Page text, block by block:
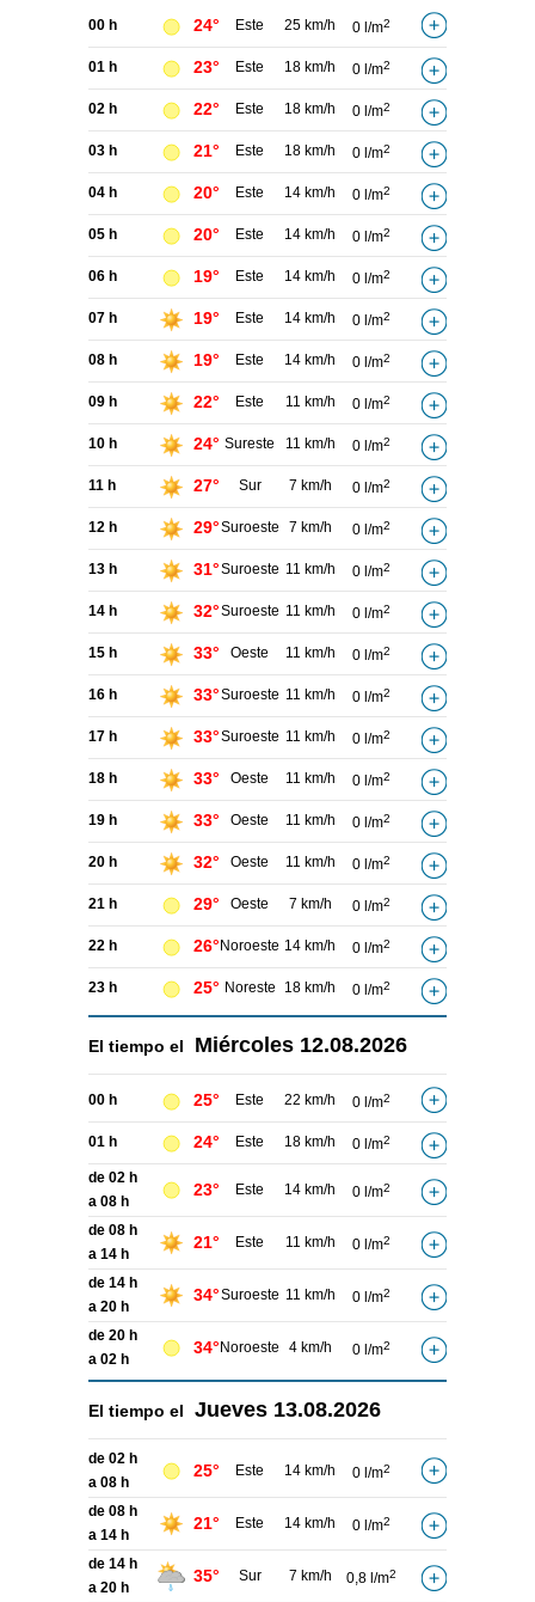
00 h 24° Este 25 km/h 0 l/m2
01 h 23° Este 18 km/h 0 l/m2
02 h 22° Este 18 km/h 0 l/m2
03 h 21° Este 18 km/h 0 l/m2
04 h 20° Este 14 km/h 0 l/m2
05 h 20° Este 14 km/h 0 l/m2
06 h 19° Este 14 km/h 0 l/m2
07 h 19° Este 14 km/h 0 l/m2
08 h 19° Este 14 km/h 0 l/m2
09 h 22° Este 11 km/h 0 l/m2
10 h 24° Sureste 11 km/h 0 l/m2
11 h 27° Sur 7 km/h 0 l/m2
12 h 29°Suroeste 7 km/h 0 l/m2
13 h 31°Suroeste 11 km/h 0 l/m2
14 h 32°Suroeste 11 km/h 0 l/m2
15 h 33° Oeste 11 km/h 0 l/m2
16 h 33°Suroeste 11 km/h 0 l/m2
17 h 33°Suroeste 11 km/h 0 l/m2
18 h 33° Oeste 11 km/h 0 l/m2
19 h 33° Oeste 11 km/h 0 l/m2
20 h 32° Oeste 11 km/h 0 l/m2
21 h 29° Oeste 7 km/h 0 l/m2
22 h 26° Noroeste 14 km/h 0 l/m2
23 h 25° Noreste 18 km/h 0 l/m2
El tiempo el Miércoles 12.08.2026
00 h 25° Este 22 km/h 0 l/m2
01 h 24° Este 18 km/h 0 l/m2
de 02 h
a 08 h
23° Este 14 km/h 0 l/m2
de 08 h
a 14 h
21° Este 11 km/h 0 l/m2
de 14 h
a 20 h
34°Suroeste 11 km/h 0 l/m2
de 20 h
a 02 h
34° Noroeste 4 km/h 0 l/m2
El tiempo el Jueves 13.08.2026
de 02 h
a 08 h
25° Este 14 km/h 0 l/m2
de 08 h
a 14 h
21° Este 14 km/h 0 l/m2
de 14 h
a 20 h
35° Sur 7 km/h 0,8 l/m2